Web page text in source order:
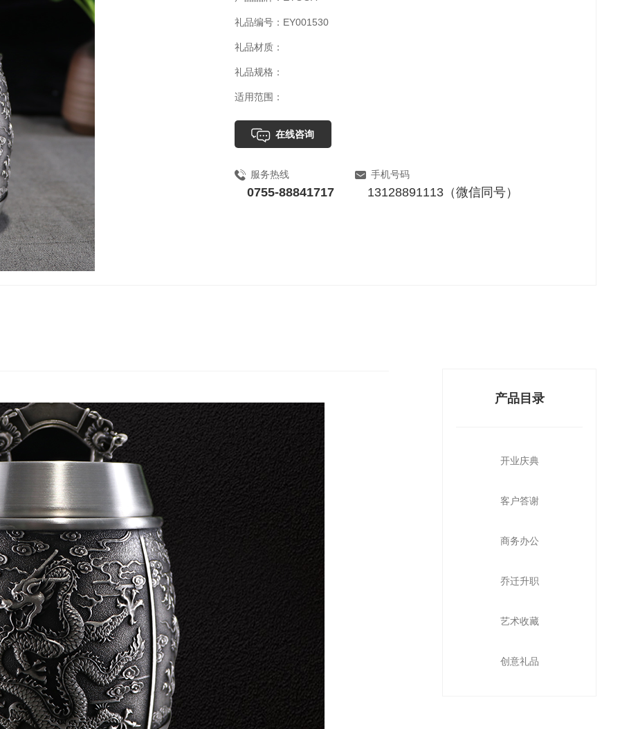
礼品编号：EY001530
礼品材质：
礼品规格：
适用范围：
在线咨询
服务热线
0755-88841717
手机号码
13128891113（微信同号）
产品目录
开业庆典
客户答谢
商务办公
乔迁升职
艺术收藏
创意礼品